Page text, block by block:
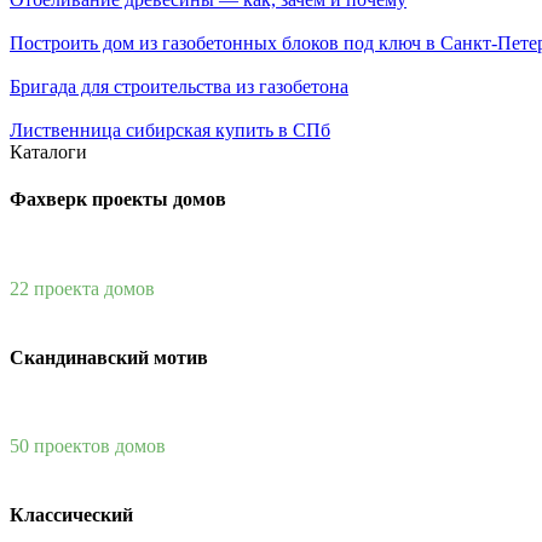
Построить дом из газобетонных блоков под ключ в Санкт-
Бригада для строительства из газобетона
Лиственница сибирская купить в СПб
Каталоги
Фахверк проекты домов
22 проекта домов
Скандинавский мотив
50 проектов домов
Классический